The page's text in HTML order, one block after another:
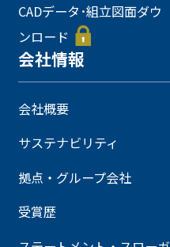
CADデータ･組立図面ダウ
ンロード
会社情報
会社概要
サステナビリティ
拠点・グループ会社
受賞歴